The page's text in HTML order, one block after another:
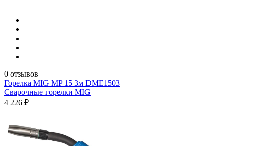
0 отзывов
Горелка MIG MP 15 3м DME1503
Сварочные горелки MIG
4 226 ₽